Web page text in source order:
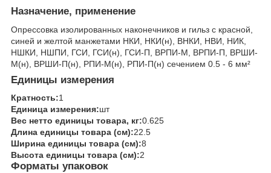
Назначение, применение
Опрессовка изолированных наконечников и гильз с красной,
синей и желтой манжетами НКИ, НКИ(н), ВНКИ, НВИ, НИК,
НШКИ, НШПИ, ГСИ, ГСИ(н), ГСИ-П, ВРПИ-М, ВРПИ-П, ВРШИ-
М(н), ВРШИ-П(н), РПИ-М(н), РПИ-П(н) сечением 0.5 - 6 мм²
Единицы измерения
Кратность:1
Единица измерения:шт
Вес нетто единицы товара, кг:0.625
Длина единицы товара (см):22.5
Ширина единицы товара (см):8
Высота единицы товара (см):2
Форматы упаковок